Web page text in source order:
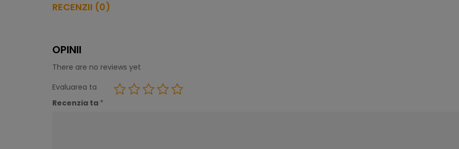
RECENZII (0)
OPINII
There are no reviews yet
Evaluarea ta
Recenzia ta *